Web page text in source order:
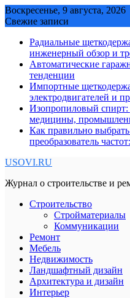
Skip
to
Воскресенье, 9 августа, 2026
Свежие записи
Радиальные
инженерный обзор и
Автоматические
тенденции
Импортные
электродвигателей и
Изопропиловый спирт:
медицины,
Как правильно
преобразователь
USOVI.RU
Журнал о строительстве и
Строительство
Стройматериалы
Коммуникации
Ремонт
Мебель
Недвижимость
Ландшафтный дизайн
Архитектура и дизайн
Интерьер